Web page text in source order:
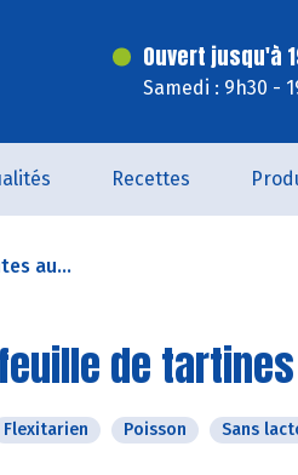
Ouvert jusqu'à
Samedi : 9h30 -
Recettes
au...
de
Flexitarien Poisson Sans